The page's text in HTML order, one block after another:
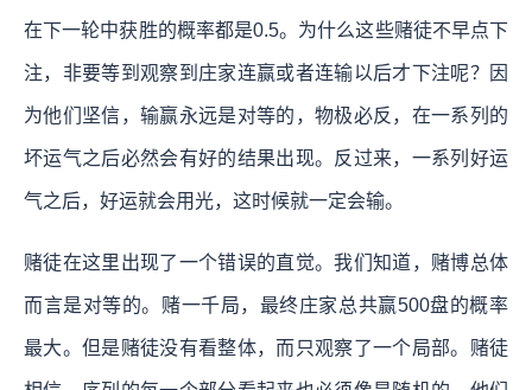
在下一轮中获胜的概率都是0.5。为什么这些赌徒不早点下
注，非要等到观察到庄家连赢或者连输以后才下注呢？因
为他们坚信，输赢永远是对等的，物极必反，在一系列的
坏运气之后必然会有好的结果出现。反过来，一系列好运
气之后，好运就会用光，这时候就一定会输。
赌徒在这里出现了一个错误的直觉。我们知道，赌博总体
而言是对等的。赌一千局，最终庄家总共赢500盘的概率
最大。但是赌徒没有看整体，而只观察了一个局部。赌徒